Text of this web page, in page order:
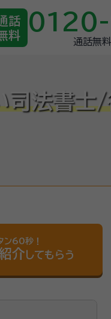
話
料
通話無
司法書士/
ン60秒！
介 してもらう